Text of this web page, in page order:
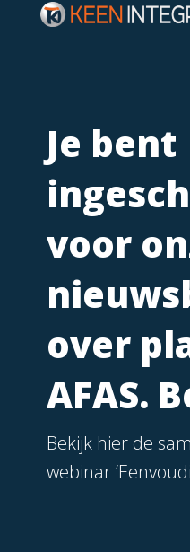
Je bent
voor
over
AFAS.
Bekijk hier de
webinar